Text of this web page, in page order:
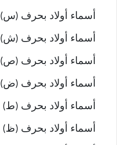
أسماء أولاد بحرف (س)
أسماء أولاد بحرف (ش)
أسماء أولاد بحرف (ص)
أسماء أولاد بحرف (ض)
أسماء أولاد بحرف (ط)
أسماء أولاد بحرف (ظ)